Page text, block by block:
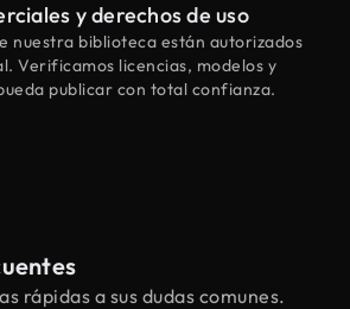
y derechos de uso
nuestra biblioteca están autorizados
Verificamos licencias, modelos y
publicar con total confianza.
rápidas a sus dudas comunes.